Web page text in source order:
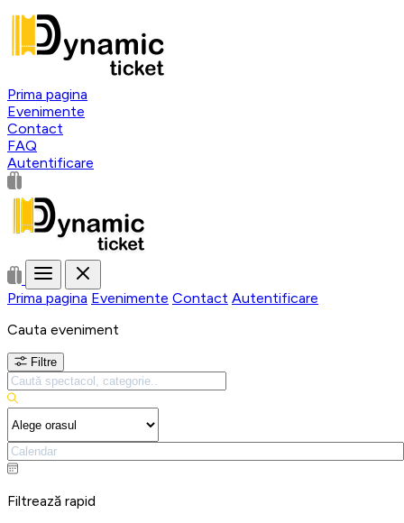
Prima pagina
Evenimente
Contact
FAQ
Autentificare
Prima pagina Evenimente Contact Autentificare
Cauta eveniment
Filtre
Filtrează rapid